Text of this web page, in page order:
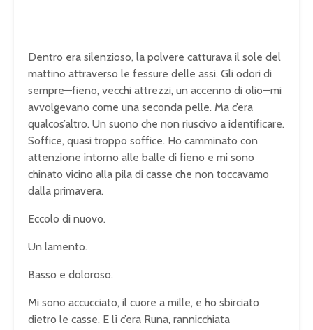
Dentro era silenzioso, la polvere catturava il sole del
mattino attraverso le fessure delle assi. Gli odori di
sempre—fieno, vecchi attrezzi, un accenno di olio—mi
avvolgevano come una seconda pelle. Ma c’era
qualcos’altro. Un suono che non riuscivo a identificare.
Soffice, quasi troppo soffice. Ho camminato con
attenzione intorno alle balle di fieno e mi sono
chinato vicino alla pila di casse che non toccavamo
dalla primavera.
Eccolo di nuovo.
Un lamento.
Basso e doloroso.
Mi sono accucciato, il cuore a mille, e ho sbirciato
dietro le casse. E lì c’era Runa, rannicchiata